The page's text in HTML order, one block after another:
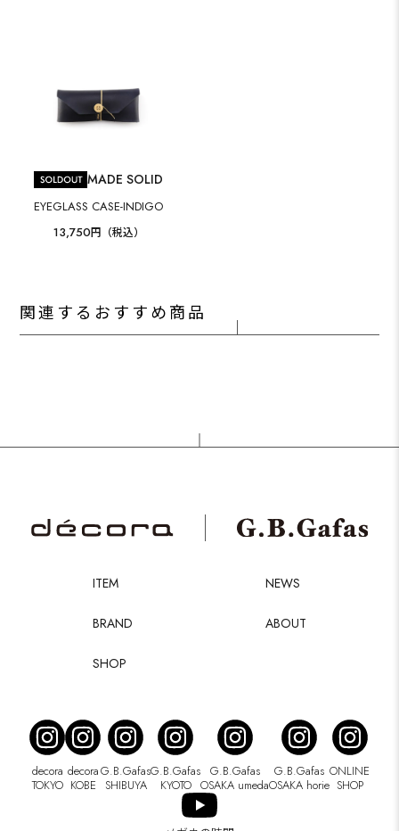
MADE SOLID
EYEGLASS CASE-INDIGO
13,750円（税込）
関連するおすすめ商品
ITEM
BRAND
SHOP
NEWS
ABOUT
decora
TOKYO
decora
KOBE
G.B.Gafas
SHIBUYA
G.B.Gafas
KYOTO
G.B.Gafas
OSAKA umeda
G.B.Gafas
OSAKA horie
ONLINE
SHOP